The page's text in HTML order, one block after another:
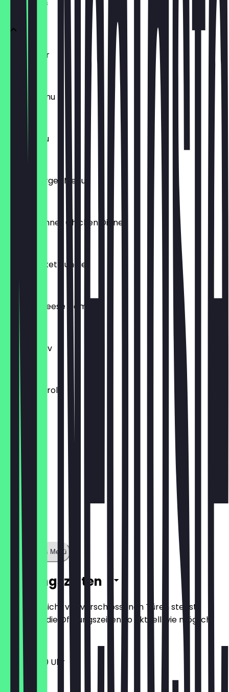
Loco Menüs
Loco Junior
6,99 €
Burger Menu
Filets Menu
12,99 €
Double Burger Menu
Winner Winner Chicken Dinner
Mixed Bucket Bundle
17,99 €
Double Cheese Combo
17,99 €
Flavour Flav
9,99 €
Burger Patrol
9,99 €
Zeige ganzes Menü
Öffnungszeiten
Damit du nicht vor verschlossenen Türen stehst,
halten wir die Öffnungszeiten so aktuell wie möglich.
11:00 - 21:00 Uhr